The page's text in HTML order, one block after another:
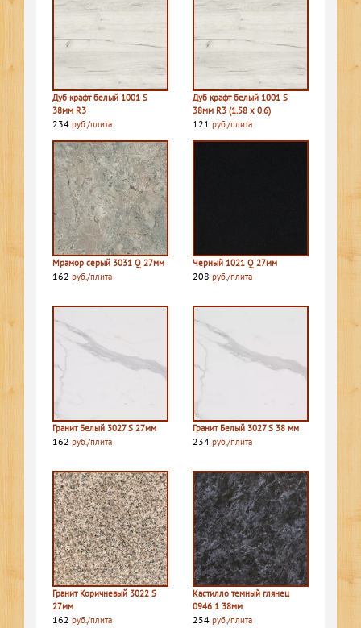
Дуб крафт белый 1001 S
38мм R3
234 руб./плита
Дуб крафт белый 1001 S
38мм R3 (1.58 х 0.6)
121 руб./плита
Мрамор серый 3031 Q 27мм
162 руб./плита
Черный 1021 Q 27мм
208 руб./плита
Гранит Белый 3027 S 27мм
162 руб./плита
Гранит Белый 3027 S 38 мм
234 руб./плита
Гранит Коричневый 3022 S
27мм
162 руб./плита
Кастилло темный глянец
0946 1 38мм
254 руб./плита